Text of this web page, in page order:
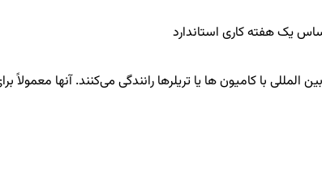
با کامیون ها یا تریلرها رانندگی می‌کنند. آنها